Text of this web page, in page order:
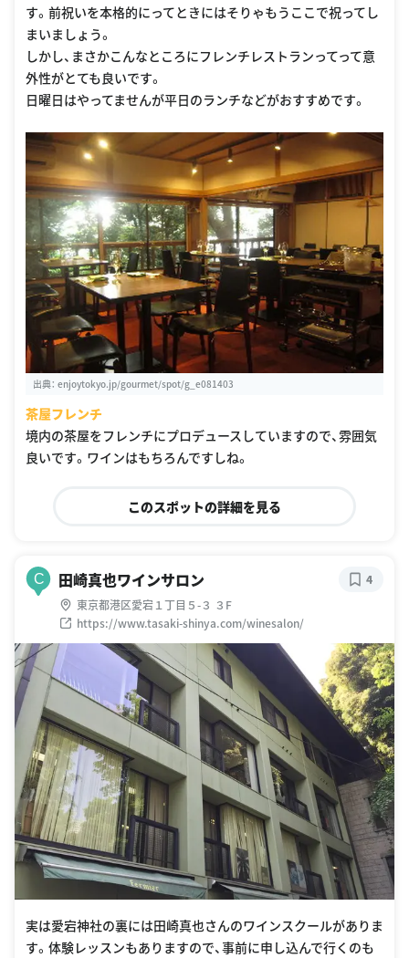
す。前祝いを本格的にってときにはそりゃもうここで祝ってし
まいましょう。
しかし、まさかこんなところにフレンチレストランってって意
外性がとても良いです。
日曜日はやってませんが平日のランチなどがおすすめです。
出典： enjoytokyo.jp/gourmet/spot/g_e081403
茶屋フレンチ
境内の茶屋をフレンチにプロデュースしていますので、雰囲気
良いです。ワインはもちろんですしね。
このスポットの詳細を見る
C 田崎真也ワインサロン
東京都港区愛宕１丁目５-３ ３F
https://www.tasaki-shinya.com/winesalon/
4
実は愛宕神社の裏には田崎真也さんのワインスクールがありま
す。体験レッスンもありますので、事前に申し込んで行くのも